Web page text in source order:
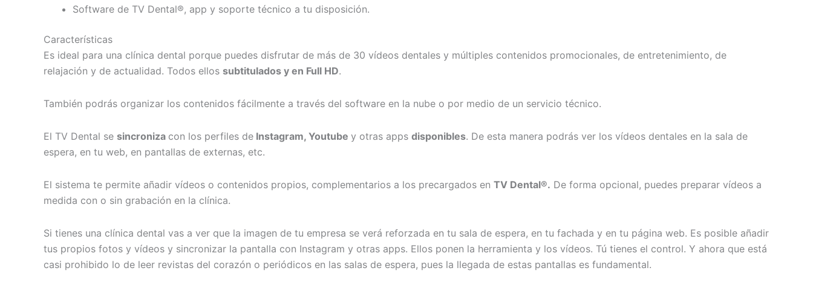
Software de TV Dental®, app y soporte técnico a tu disposición.
Características
Es ideal para una clínica dental porque puedes disfrutar de más de 30 vídeos dentales y múltiples contenidos promocionales, de entretenimiento, de
relajación y de actualidad. Todos ellos subtitulados y en Full HD.
También podrás organizar los contenidos fácilmente a través del software en la nube o por medio de un servicio técnico.
El TV Dental se sincroniza con los perfiles de Instagram, Youtube y otras apps disponibles. De esta manera podrás ver los vídeos dentales en la sala de
espera, en tu web, en pantallas de externas, etc.
El sistema te permite añadir vídeos o contenidos propios, complementarios a los precargados en TV Dental®. De forma opcional, puedes preparar vídeos a
medida con o sin grabación en la clínica.
Si tienes una clínica dental vas a ver que la imagen de tu empresa se verá reforzada en tu sala de espera, en tu fachada y en tu página web. Es posible añadir
tus propios fotos y vídeos y sincronizar la pantalla con Instagram y otras apps. Ellos ponen la herramienta y los vídeos. Tú tienes el control. Y ahora que está
casi prohibido lo de leer revistas del corazón o periódicos en las salas de espera, pues la llegada de estas pantallas es fundamental.